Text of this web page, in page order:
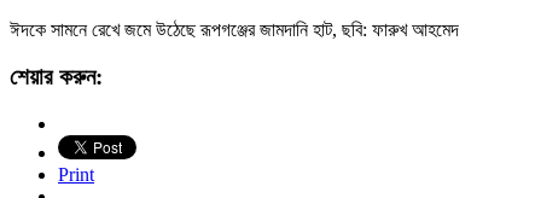
ঈদকে সামনে রেখে জমে উঠেছে রূপগঞ্জের জামদানি হাট, ছবি: ফারুখ আহমেদ
শেয়ার করুন:
Print